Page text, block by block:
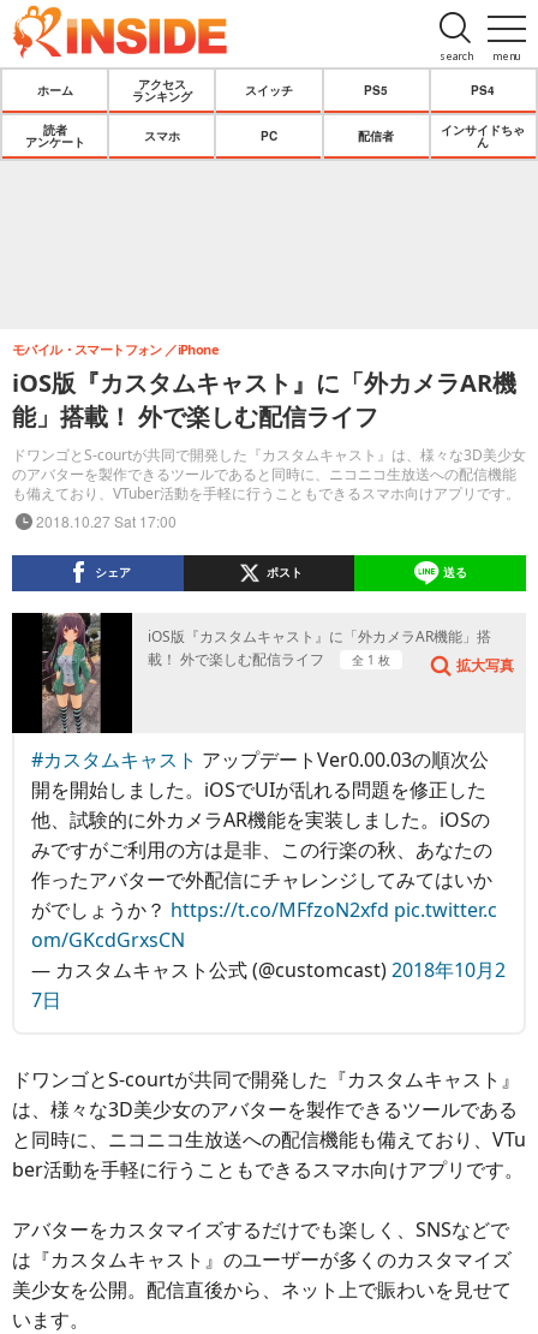
menu
search
ホーム
アクセス
ランキング
スイッチ PS5 PS4
読者
アンケート
スマホ PC 配信者
インサイドちゃ
ん
iOS版『カスタムキャスト』に「外カメラAR機
能」搭載！ 外で楽しむ配信ライフ
ドワンゴとS-courtが共同で開発した『カスタムキャスト』は、様々な3D美少女
のアバターを製作できるツールであると同時に、ニコニコ生放送への配信機能
も備えており、VTuber活動を手軽に行うこともできるスマホ向けアプリです。
モバイル・スマートフォン iPhone
2018.10.27 Sat 17:00
シェア ポスト 送る
iOS版『カスタムキャスト』に「外カメラAR機能」搭
載！ 外で楽しむ配信ライフ
全 1 枚 拡大写真
#カスタムキャスト アップデートVer0.00.03の順次公
開を開始しました。iOSでUIが乱れる問題を修正した
他、試験的に外カメラAR機能を実装しました。iOSの
みですがご利用の方は是非、この行楽の秋、あなたの
作ったアバターで外配信にチャレンジしてみてはいか
がでしょうか？ https://t.co/MFfzoN2xfd pic.twitter.c
om/GKcdGrxsCN
— カスタムキャスト公式 (@customcast)2018年10月2
7日
ドワンゴとS-courtが共同で開発した『カスタムキャスト』
は、様々な3D美少女のアバターを製作できるツールである
と同時に、ニコニコ生放送への配信機能も備えており、VTu
ber活動を手軽に行うこともできるスマホ向けアプリです。
アバターをカスタマイズするだけでも楽しく、SNSなどで
は『カスタムキャスト』のユーザーが多くのカスタマイズ
美少女を公開。配信直後から、ネット上で賑わいを見せて
います。